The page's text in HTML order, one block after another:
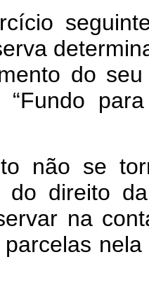
do
“Fundo
não se
do direito
na